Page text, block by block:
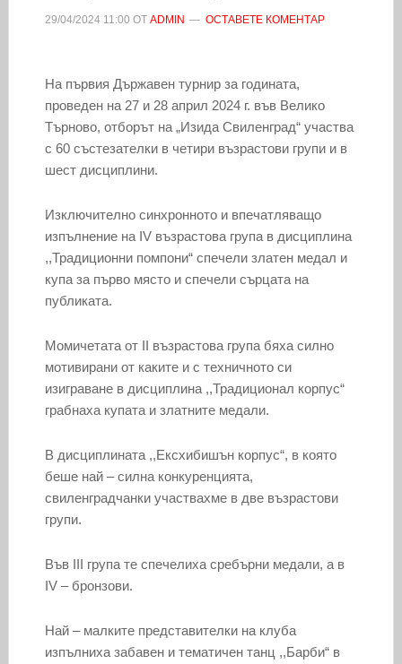
29/04/2024 11:00 ОТ ADMIN ОСТАВЕТЕ КОМЕНТАР
На първия Държавен турнир за годината,
проведен на 27 и 28 април 2024 г. във Велико
Търново, отборът на „Изида Свиленград“ участва
с 60 състезателки в четири възрастови групи и в
шест дисциплини.
Изключително синхронното и впечатляващо
изпълнение на IV възрастова група в дисциплина
,,Традиционни помпони“ спечели златен медал и
купа за първо място и спечели сърцата на
публиката.
Момичетата от II възрастова група бяха силно
мотивирани от каките и с техничното си
изиграване в дисциплина ,,Традиционал корпус“
грабнаха купата и златните медали.
В дисциплината ,,Ексхибишън корпус“, в която
беше най – силна конкуренцията,
свиленградчанки участвахме в две възрастови
групи.
Във III група те спечелиха сребърни медали, а в
IV – бронзови.
Най – малките представителки на клуба
изпълниха забавен и тематичен танц ,,Барби“ в